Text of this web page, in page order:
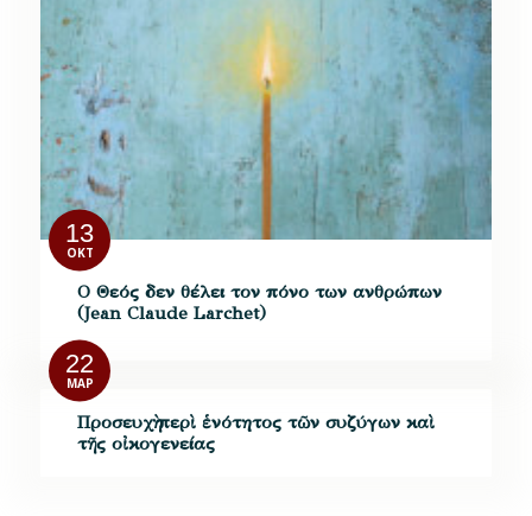
13
ΟΚΤ
Ο Θεός δεν θέλει τον πόνο των ανθρώπων
(Jean Claude Larchet)
22
ΜΑΡ
Προσευχὴ περὶ ἑνότητος τῶν συζύγων καὶ
τῆς οἰκογενείας